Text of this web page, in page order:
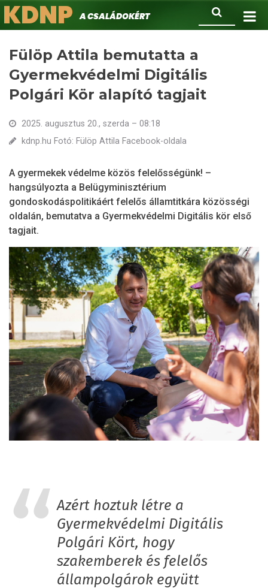
Ugrás
a
Keresés
KDNPA családokért.
Fülöp Attila bemutatta a
Gyermekvédelmi Digitális
Polgári Kör alapító tagjait
2025. augusztus 20., szerda – 08:18
kdnp.hu Fotó: Fülöp Attila Facebook-oldala
A gyermekek védelme közös felelősségünk! –
hangsúlyozta a Belügyminisztérium
gondoskodáspolitikáért felelős államtitkára közösségi
oldalán, bemutatva a Gyermekvédelmi Digitális kör első
tagjait.
Azért hoztuk létre a
Gyermekvédelmi Digitális
Polgári Kört, hogy
szakemberek és felelős
állampolgárok együtt